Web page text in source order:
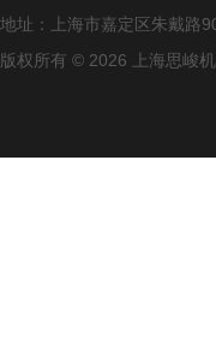
地址：上海市嘉定区朱戴路
版权所有 © 2026 上海思峻